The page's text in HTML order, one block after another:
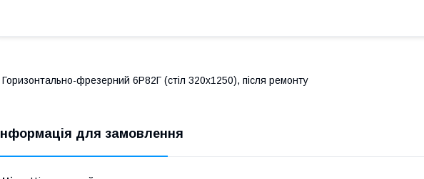
Горизонтально-фрезерний 6Р82Г (стіл 320х1250), після ремонту
Інформація для замовлення